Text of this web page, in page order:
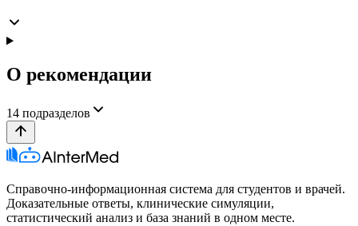
О рекомендации
14 подразделов
Справочно-информационная система для студентов и врачей.
Доказательные ответы, клинические симуляции,
статистический анализ и база знаний в одном месте.